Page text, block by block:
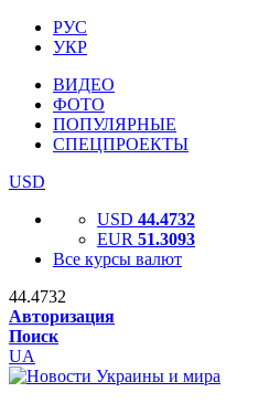
РУС
УКР
ВИДЕО
ФОТО
ПОПУЛЯРНЫЕ
СПЕЦПРОЕКТЫ
USD
USD 44.4732
EUR 51.3093
Все курсы валют
44.4732
Авторизация
Поиск
UA